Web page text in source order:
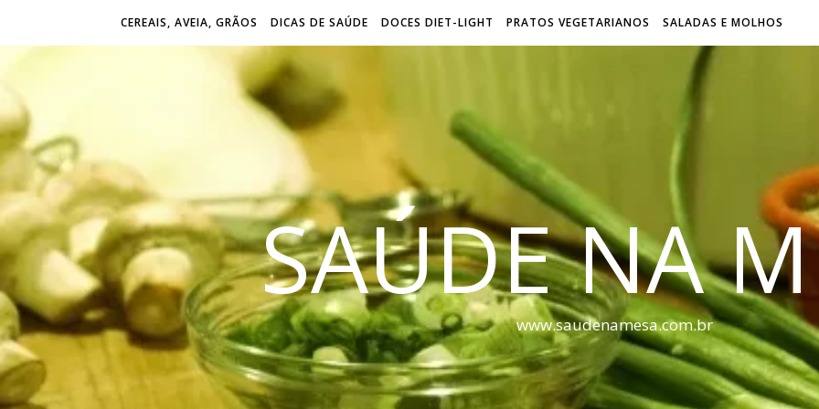
CEREAIS, AVEIA, GRÃOS DICAS DE SAÚDE DOCES DIET-LIGHT PRATOS VEGETARIANOS SALADAS E MOLHOS
SAÚDE NA
www.saudenamesa.com.br